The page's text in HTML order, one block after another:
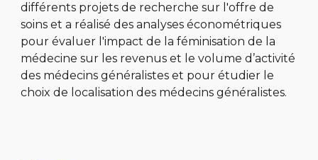
différents projets de recherche sur l'offre de
soins et a réalisé des analyses économétriques
pour évaluer l'impact de la féminisation de la
médecine sur les revenus et le volume d’activité
des médecins généralistes et pour étudier le
choix de localisation des médecins généralistes.